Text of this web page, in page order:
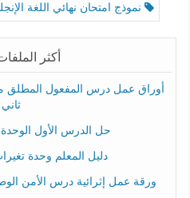
نموذج امتحان نهائي اللغة
أكثر
أوراق عمل درس المفعول
ثاني
حل الدرس الأول
دليل المعلم وحدة
ورقة عمل إثرائية درس الأمن